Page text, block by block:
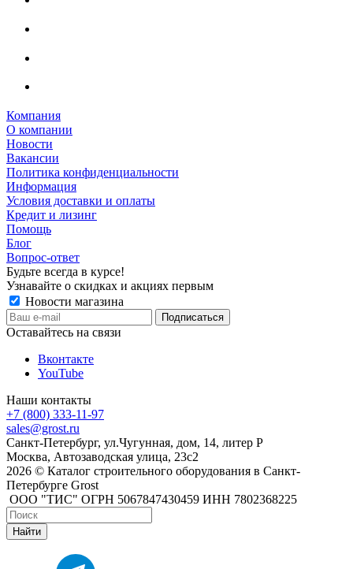
Компания
О компании
Новости
Вакансии
Политика конфиденциальности
Информация
Условия доставки и оплаты
Кредит и лизинг
Помощь
Блог
Вопрос-ответ
Будьте всегда в курсе!
Узнавайте о скидках и акциях первым
Новости магазина
Оставайтесь на связи
Вконтакте
YouTube
Наши контакты
+7 (800) 333-11-97
sales@grost.ru
Санкт-Петербург, ул.Чугунная, дом, 14, литер Р
Москва, Автозаводская улица, 23с2
2026 © Каталог строительного оборудования в Санкт-
Петербурге Grost
ООО "ТИС" ОГРН 5067847430459 ИНН 7802368225
Найти